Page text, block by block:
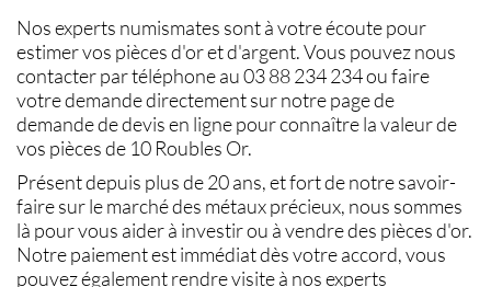
Nos experts numismates sont à votre écoute pour
estimer vos pièces d'or et d'argent. Vous pouvez nous
contacter par téléphone au 03 88 234 234 ou faire
votre demande directement sur notre page de
demande de devis en ligne pour connaître lavaleur de
vos pièces de 10 Roubles Or.
Présent depuis plus de 20 ans, et fort de notre savoir-
faire sur lemarché des métaux précieux, nous sommes
là pour vous aider à investir ou àvendre des pièces d'or.
Notre paiement est immédiat dès votre accord, vous
pouvez également rendre visite à nos experts